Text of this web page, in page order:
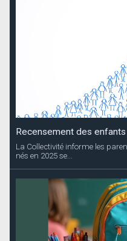
Recensement des
La Collectivité informe les
nés en 2025 se...